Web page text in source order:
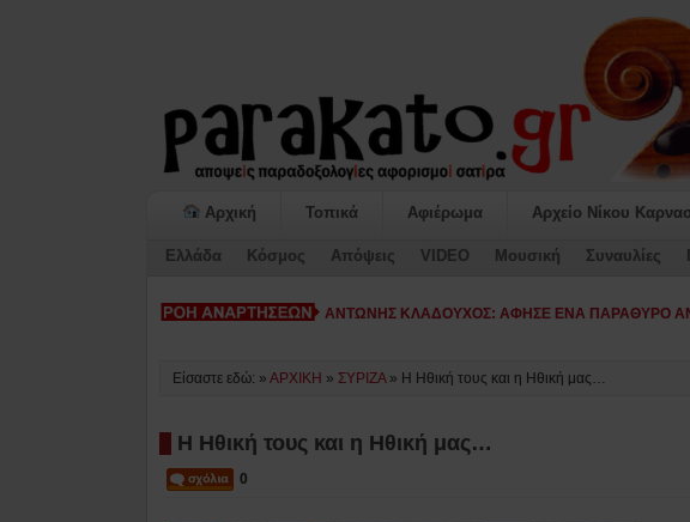
Αρχική Τοπικά Αφιέρωμα Αρχείο Νίκου
Ελλάδα Κόσμος Απόψεις VIDEO Μουσική Συναυλίες
ΚΙΑΤΟ: Η «ΕΠΟΜΕΝΗ ΜΕΡΑ»-
Είσαστε εδώ: » ΑΡΧΙΚΗ » ΣΥΡΙΖΑ» Η Ηθική τους και η Ηθική μας…
Η Ηθική τους και η Ηθική μας…
0